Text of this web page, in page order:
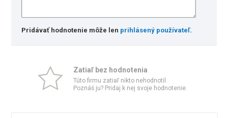
Pridávať hodnotenie môže len prihlásený používateľ.
Zatiaľ bez hodnotenia
Túto firmu zatiaľ nikto nehodnotil.
Poznáš ju? Pridaj k nej svoje hodnotenie.